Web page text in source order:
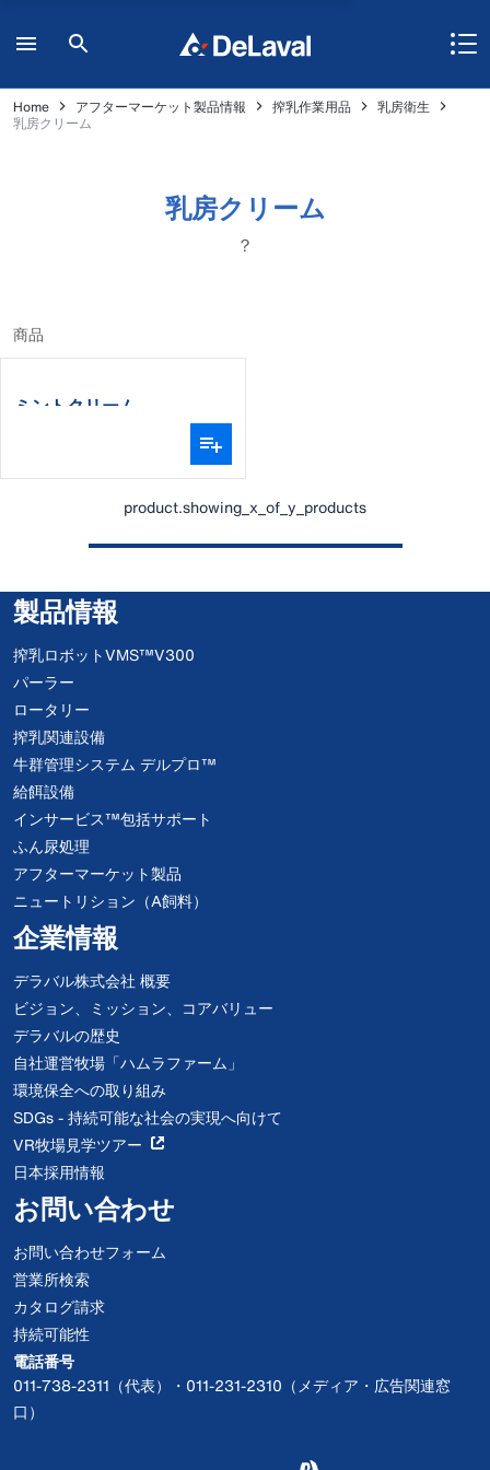
Home アフターマーケット製品情報 搾乳作業用品
乳房衛生
乳房クリーム
乳房クリーム
？
商品
ミントクリーム
product.showing_x_of_y_products
製品情報
搾乳ロボットVMS™V300
パーラー
ロータリー
搾乳関連設備
牛群管理システム デルプロ™
給餌設備
インサービス™包括サポート
ふん尿処理
アフターマーケット製品
ニュートリション（A飼料）
企業情報
デラバル株式会社 概要
ビジョン、ミッション、コアバリュー
デラバルの歴史
自社運営牧場「ハムラファーム」
環境保全への取り組み
SDGs - 持続可能な社会の実現へ向けて
VR牧場見学ツアー
日本採用情報
お問い合わせ
お問い合わせフォーム
営業所検索
カタログ請求
持続可能性
電話番号
011-738-2311（代表）・011-231-2310（メディア・広告関連窓
口）